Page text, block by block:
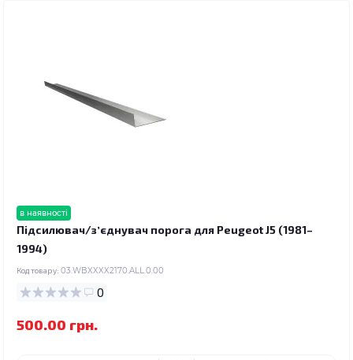
в наявності
Підсилювач/зʼєднувач порога для Peugeot J5 (1981–
1994)
Код товару: 03.WBXXXX2170.ALL.0.00
0
500.00 грн.